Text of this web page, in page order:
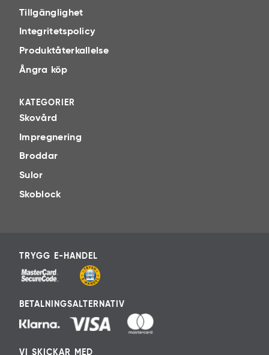
Tillgänglighet
Integritetspolicy
Produktåterkallelse
Ångra köp
KATEGORIER
Skovård
Impregnering
Broddar
Sulor
Skoblock
TRYGG E-HANDEL
BETALNINGSALTERNATIV
VI SKICKAR MED